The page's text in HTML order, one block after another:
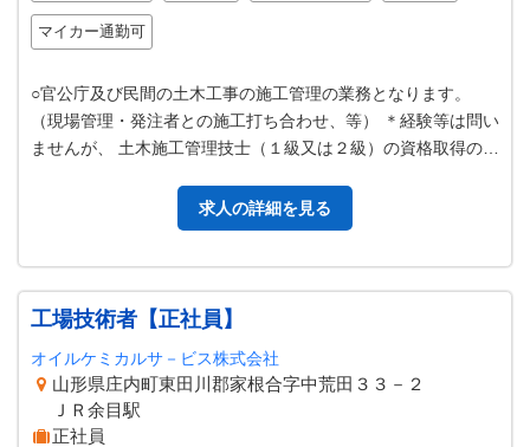
マイカー通勤可
○官公庁及び民間の土木工事の施工管理の業務となります。
（現場管理・発注者との施工打ち合わせ、等） ＊経験等は問い
ませんが、 土木施工管理技士（１級又は２級）の資格取得の
求人の詳細を見る
工場技術者【正社員】
オイルケミカルサ－ビス株式会社
山形県庄内町東田川郡家根合字中荒田３３－２
ＪＲ余目駅
正社員